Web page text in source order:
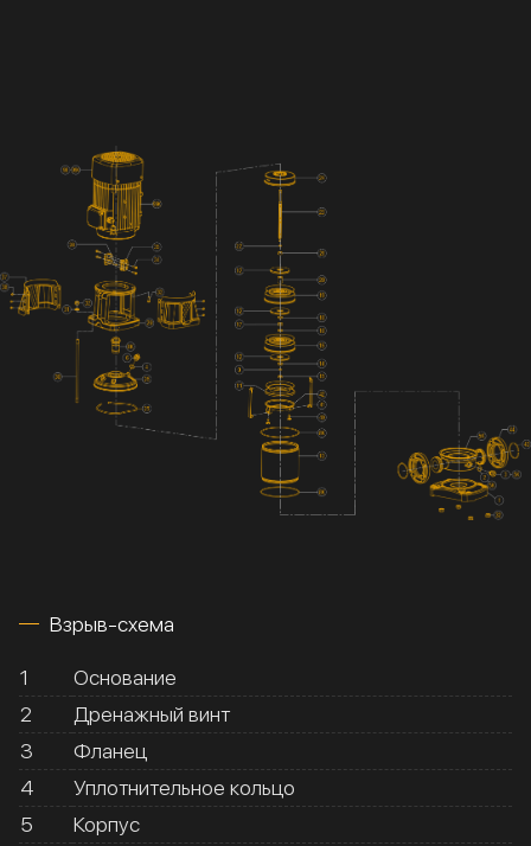
Взрыв-схема
1
Основание
2
Дренажный винт
3
Фланец
4
Уплотнительное кольцо
5
Корпус